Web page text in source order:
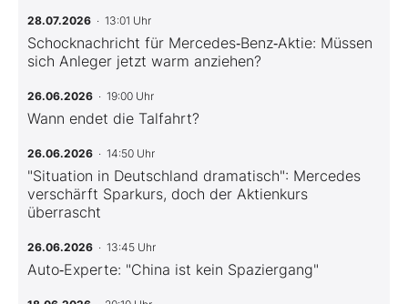
28.07.2026 · 13:01 Uhr
Schocknachricht für Mercedes‑Benz‑Aktie: Müssen
sich Anleger jetzt warm anziehen?
26.06.2026 · 19:00 Uhr
Wann endet die Talfahrt?
26.06.2026 · 14:50 Uhr
"Situation in Deutschland dramatisch": Mercedes
verschärft Sparkurs, doch der Aktienkurs
überrascht
26.06.2026 · 13:45 Uhr
Auto‑Experte: "China ist kein Spaziergang"